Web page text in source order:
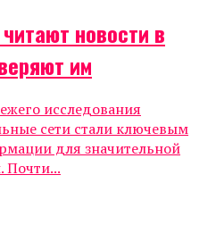
новости в
им
исследования
сети стали ключевым
для значительной
Почти...